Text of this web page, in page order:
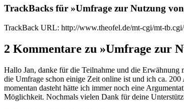
TrackBacks für »Umfrage zur Nutzung
TrackBack URL: http://www.theofel.de/mt-cgi/mt-
2 Kommentare zu »Umfrage zur
Hallo Jan, danke für die Teilnahme und die Erwähnung
die Umfrage schon einige Zeit online ist und ich ca.
momentan dasteht hätte ich immer noch eine
Möglichkeit. Nochmals vielen Dank für deine